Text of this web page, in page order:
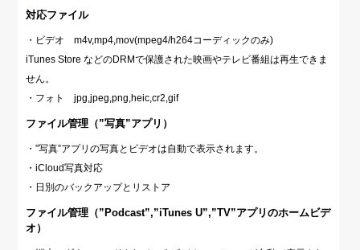
対応ファイル
・ビデオ m4v,mp4,mov(mpeg4/h264コーディックのみ)
iTunes Store などのDRMで保護された映画やテレビ番組は再生できま
せん。
・フォト jpg,jpeg,png,heic,cr2,gif
ファイル管理（”写真”アプリ）
・”写真”アプリの写真とビデオは自動で表示されます。
・iCloud写真対応
・日別のバックアップとリストア
ファイル管理（”Podcast”,”iTunes U”,”TV”アプリのホームビデ
オ）